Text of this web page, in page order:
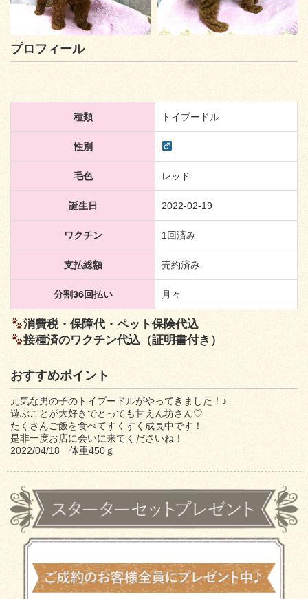
プロフィール
種類 トイプードル
性別
毛色 レッド
誕生日 2022-02-19
ワクチン 1回済み
支払総額 売約済み
分割36回払い 月々
消費税・保障代・ペット保険代込
接種済のワクチン代込（証明書付き）
おすすめポイント
元気な男の子のトイプードルがやってきました！♪
遊ぶことが大好きでとっても甘えん坊さん♡
たくさんご飯を食べてすくすく成長中です！
是非一度お店に会いに来てくださいね！
2022/04/18 体重450ｇ